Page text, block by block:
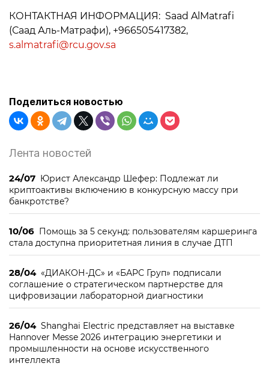
КОНТАКТНАЯ ИНФОРМАЦИЯ: Saad AlMatrafi
(Саад Аль-Матрафи), +966505417382,
s.almatrafi@rcu.gov.sa
Поделиться новостью
Лента новостей
24/07 Юрист Александр Шефер: Подлежат ли
криптоактивы включению в конкурсную массу при
банкротстве?
10/06 Помощь за 5 секунд: пользователям каршеринга
стала доступна приоритетная линия в случае ДТП
28/04 «ДИАКОН-ДС» и «БАРС Груп» подписали
соглашение о стратегическом партнерстве для
цифровизации лабораторной диагностики
26/04 Shanghai Electric представляет на выставке
Hannover Messe 2026 интеграцию энергетики и
промышленности на основе искусственного
интеллекта